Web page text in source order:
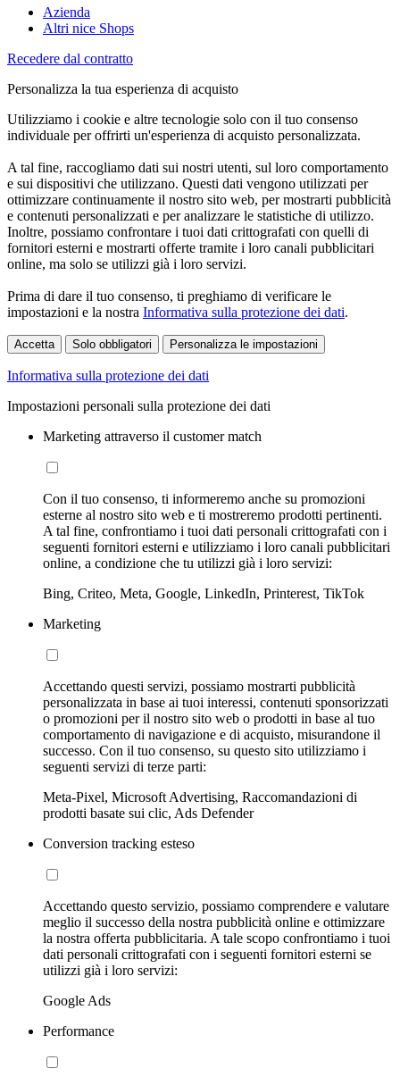
Azienda
Altri nice Shops
Recedere dal contratto
Personalizza la tua esperienza di acquisto
Utilizziamo i cookie e altre tecnologie solo con il tuo consenso
individuale per offrirti un'esperienza di acquisto personalizzata.
A tal fine, raccogliamo dati sui nostri utenti, sul loro comportamento
e sui dispositivi che utilizzano. Questi dati vengono utilizzati per
ottimizzare continuamente il nostro sito web, per mostrarti pubblicità
e contenuti personalizzati e per analizzare le statistiche di utilizzo.
Inoltre, possiamo confrontare i tuoi dati crittografati con quelli di
fornitori esterni e mostrarti offerte tramite i loro canali pubblicitari
online, ma solo se utilizzi già i loro servizi.
Prima di dare il tuo consenso, ti preghiamo di verificare le
impostazioni e la nostra Informativa sulla protezione dei dati.
Accetta Solo obbligatori Personalizza le impostazioni
Informativa sulla protezione dei dati
Impostazioni personali sulla protezione dei dati
Marketing attraverso il customer match
Con il tuo consenso, ti informeremo anche su promozioni
esterne al nostro sito web e ti mostreremo prodotti pertinenti.
A tal fine, confrontiamo i tuoi dati personali crittografati con i
seguenti fornitori esterni e utilizziamo i loro canali pubblicitari
online, a condizione che tu utilizzi già i loro servizi:
Bing, Criteo, Meta, Google, LinkedIn, Printerest, TikTok
Marketing
Accettando questi servizi, possiamo mostrarti pubblicità
personalizzata in base ai tuoi interessi, contenuti sponsorizzati
o promozioni per il nostro sito web o prodotti in base al tuo
comportamento di navigazione e di acquisto, misurandone il
successo. Con il tuo consenso, su questo sito utilizziamo i
seguenti servizi di terze parti:
Meta-Pixel, Microsoft Advertising, Raccomandazioni di
prodotti basate sui clic, Ads Defender
Conversion tracking esteso
Accettando questo servizio, possiamo comprendere e valutare
meglio il successo della nostra pubblicità online e ottimizzare
la nostra offerta pubblicitaria. A tale scopo confrontiamo i tuoi
dati personali crittografati con i seguenti fornitori esterni se
utilizzi già i loro servizi:
Google Ads
Performance